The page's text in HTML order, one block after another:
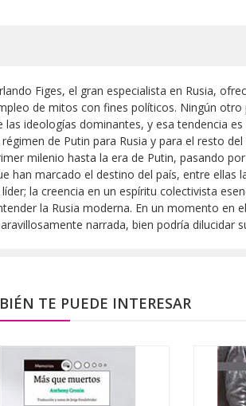
Figes, el gran especialista en Rusia,
de mitos con fines políticos. Ningún
las ideologías dominantes, y esa tendencia
régimen de Putin para Rusia y para el resto
milenio hasta la era de Putin, pasando
han marcado el destino del país, entre ellas
líder; la creencia en un espíritu colectivista
la Rusia moderna. En un momento en
narrada, bien podría dilucidar
TE PUEDE INTERESAR